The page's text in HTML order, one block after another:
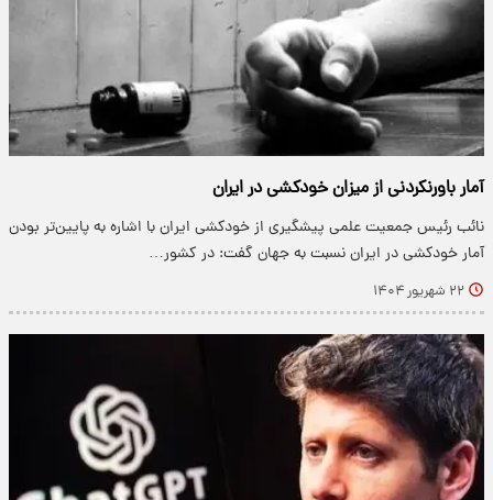
آمار باورنکردنی از میزان خودکشی در ایران
نائب رئیس جمعیت علمی پیشگیری از خودکشی ایران با اشاره به پایین‌تر بودن
آمار خودکشی در ایران نسبت به جهان گفت: در کشور…
۲۲ شهریور ۱۴۰۴